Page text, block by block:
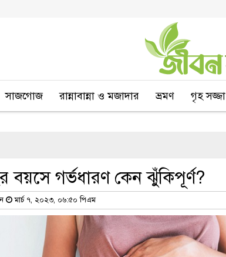
সাজগোজ রান্নাবান্না ও মজাদার ভ্রমণ গৃহ সজ্জা
বয়সে গর্ভধারণ কেন ঝুঁকিপূর্ণ?
মার্চ ৭, ২০২৩, ০৬:৫০ পিএম